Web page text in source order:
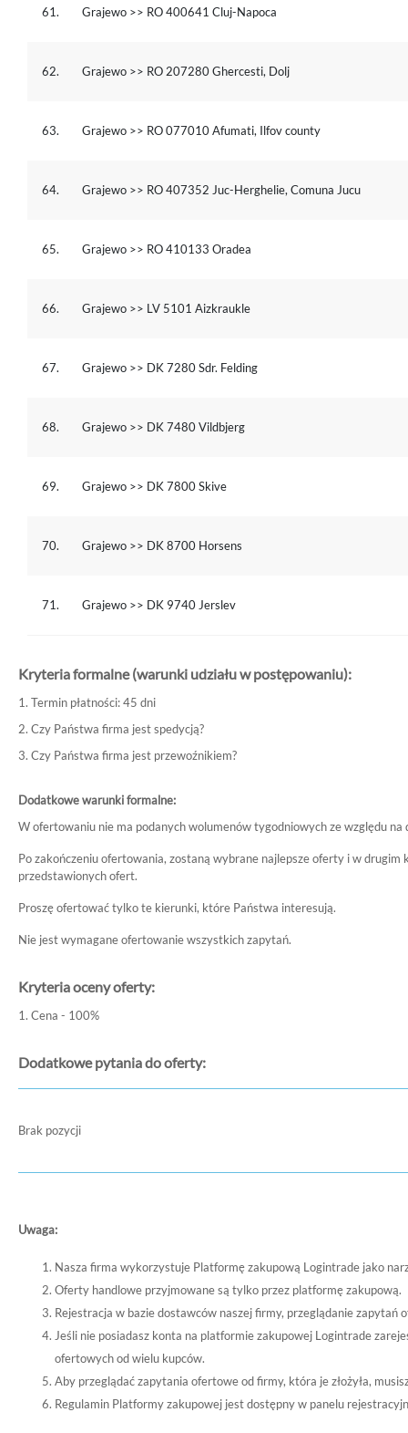
61. Grajewo >> RO 400641 Cluj-Napoca
62. Grajewo >> RO 207280 Ghercesti, Dolj
63. Grajewo >> RO 077010 Afumati, Ilfov county
64. Grajewo >> RO 407352 Juc-Herghelie, Comuna Jucu
65. Grajewo >> RO 410133 Oradea
66. Grajewo >> LV 5101 Aizkraukle
67. Grajewo >> DK 7280 Sdr. Felding
68. Grajewo >> DK 7480 Vildbjerg
69. Grajewo >> DK 7800 Skive
70. Grajewo >> DK 8700 Horsens
71. Grajewo >> DK 9740 Jerslev
Kryteria formalne (warunki udziału w postępowaniu):
1. Termin płatności: 45 dni
2. Czy Państwa firma jest spedycją?
3. Czy Państwa firma jest przewoźnikiem?
Dodatkowe warunki formalne:
W ofertowaniu nie ma podanych wolumenów tygodniowych ze względu na
Po zakończeniu ofertowania, zostaną wybrane najlepsze oferty i w
przedstawionych ofert.
Proszę ofertować tylko te kierunki, które Państwa interesują.
Nie jest wymagane ofertowanie wszystkich zapytań.
Kryteria oceny oferty:
1. Cena - 100%
Dodatkowe pytania do oferty:
Brak pozycji
Uwaga:
Nasza firma wykorzystuje Platformę zakupową Logintrade jako
Oferty handlowe przyjmowane są tylko przez platformę zakupową.
Rejestracja w bazie dostawców naszej firmy, przeglądanie zapytań
Jeśli nie posiadasz konta na platformie zakupowej Logintrade
ofertowych od wielu kupców.
Aby przeglądać zapytania ofertowe od firmy, która je złożyła,
Regulamin Platformy zakupowej jest dostępny w panelu